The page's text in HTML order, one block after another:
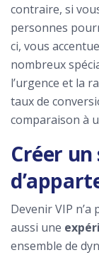
contraire, si
personnes
ci, vous
nombreux
l’urgence et la
taux de
comparaison à
Créer
Devenir VIP
aussi une
ensemble de